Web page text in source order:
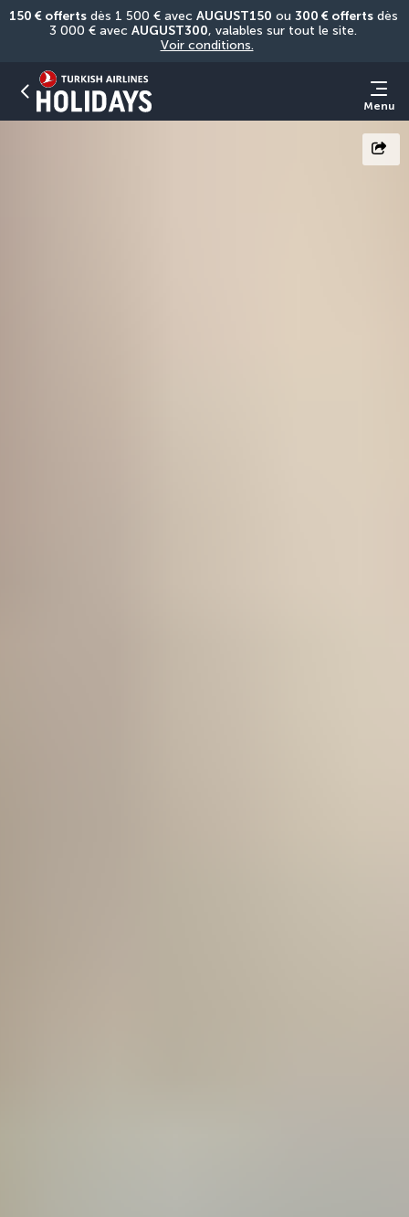
150 € offerts dès 1 500 € avec AUGUST150 ou 300 € offerts dès
3 000 € avec AUGUST300
Voir conditions.
Menu